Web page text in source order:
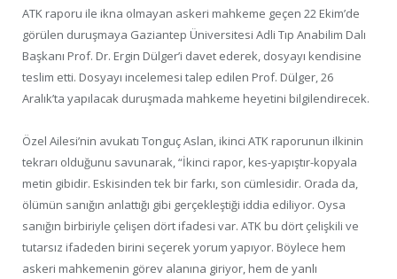
ATK raporu ile ikna olmayan askeri mahkeme geçen 22 Ekim’de
görülen duruşmaya Gaziantep Üniversitesi Adli Tıp Anabilim Dalı
Başkanı Prof. Dr. Ergin Dülger’i davet ederek, dosyayı kendisine
teslim etti. Dosyayı incelemesi talep edilen Prof. Dülger, 26
Aralık’ta yapılacak duruşmada mahkeme heyetini bilgilendirecek.
Özel Ailesi’nin avukatı Tonguç Aslan, ikinci ATK raporunun ilkinin
tekrarı olduğunu savunarak, “İkinci rapor, kes-yapıştır-kopyala
metin gibidir. Eskisinden tek bir farkı, son cümlesidir. Orada da,
ölümün sanığın anlattığı gibi gerçekleştiği iddia ediliyor. Oysa
sanığın birbiriyle çelişen dört ifadesi var. ATK bu dört çelişkili ve
tutarsız ifadeden birini seçerek yorum yapıyor. Böylece hem
askeri mahkemenin görev alanına giriyor, hem de yanlı